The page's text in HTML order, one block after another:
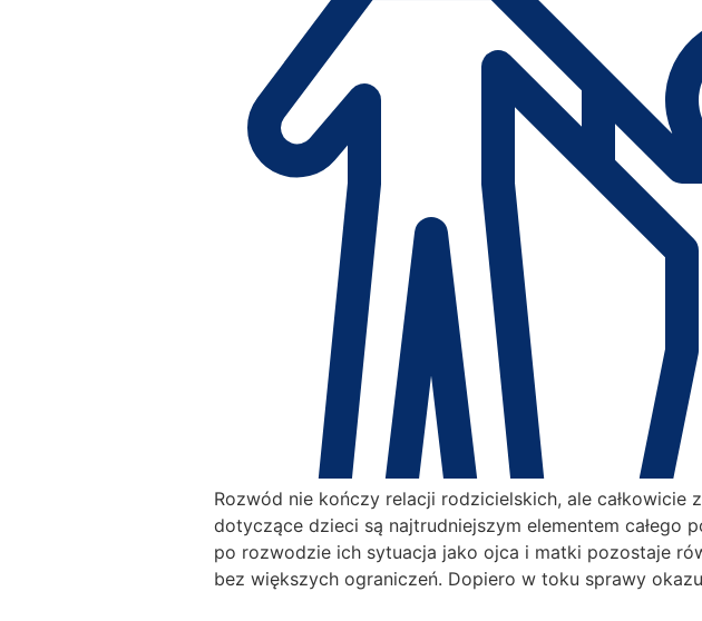
Rozwód nie kończy relacji rodzicielskich, ale
dotyczące dzieci są najtrudniejszym elementem całego
po rozwodzie ich sytuacja jako ojca i matki pozostaje
bez większych ograniczeń. Dopiero w toku sprawy